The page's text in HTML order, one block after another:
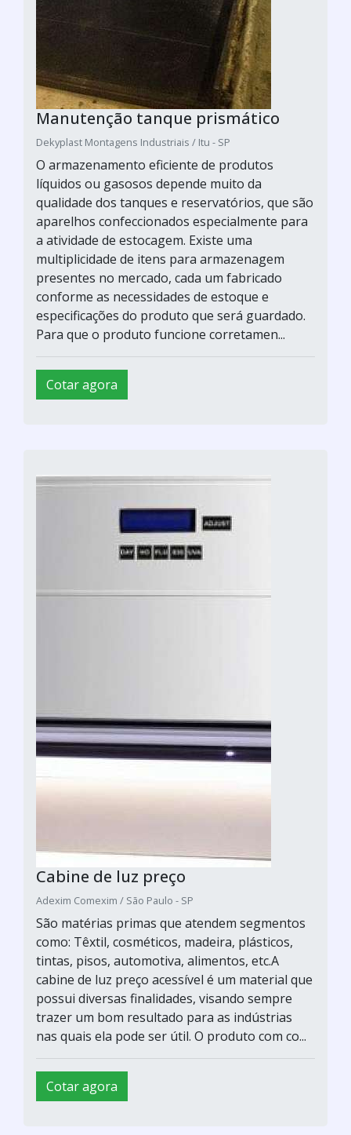
Manutenção tanque prismático
Dekyplast Montagens Industriais / Itu - SP
O armazenamento eficiente de produtos
líquidos ou gasosos depende muito da
qualidade dos tanques e reservatórios, que são
aparelhos confeccionados especialmente para
a atividade de estocagem. Existe uma
multiplicidade de itens para armazenagem
presentes no mercado, cada um fabricado
conforme as necessidades de estoque e
especificações do produto que será guardado.
Para que o produto funcione corretamen...
Cotar agora
Cabine de luz preço
Adexim Comexim / São Paulo - SP
São matérias primas que atendem segmentos
como: Têxtil, cosméticos, madeira, plásticos,
tintas, pisos, automotiva, alimentos, etc.A
cabine de luz preço acessível é um material que
possui diversas finalidades, visando sempre
trazer um bom resultado para as indústrias
nas quais ela pode ser útil. O produto com co...
Cotar agora